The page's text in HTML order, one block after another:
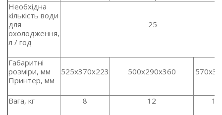
Необхідна
кількість води
для
охолодження,
л / год
25
Габаритні
розміри, мм
Принтер, мм
525x370x223 500x290x360
Вага, кг 8 12